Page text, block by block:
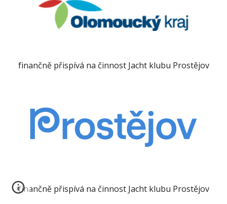
finančně přispívá na činnost Jacht klubu Prostějov
finančně přispívá na činnost Jacht klubu Prostějov